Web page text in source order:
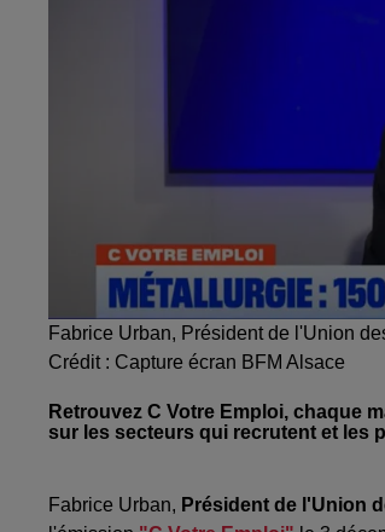
Fabrice Urban, Président de l'Union
Crédit : Capture écran BFM Alsace
Retrouvez C Votre Emploi, chaque
sur les secteurs qui recrutent et les
Fabrice Urban, Président de l'Union